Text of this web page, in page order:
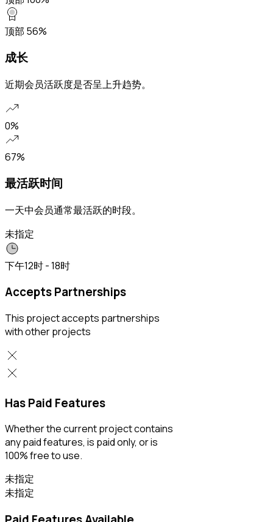
顶部 56%
成长
近期会员活跃度是否呈上升趋势。
0%
67%
最活跃时间
一天中会员通常最活跃的时段。
未指定
下午12时 - 18时
Accepts Partnerships
This project accepts partnerships
with other projects
Has Paid Features
Whether the current project contains
any paid features, is paid only, or is
100% free to use.
未指定
未指定